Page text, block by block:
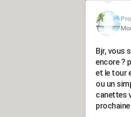
Bjr, vous
encore ?
et le tour
ou un
canettes